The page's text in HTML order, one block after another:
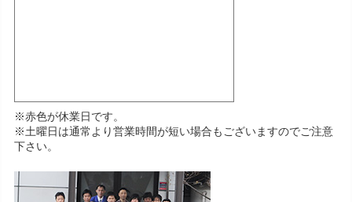
※赤色が休業日です。
※土曜日は通常より営業時間が短い場合もございますのでご注意
下さい。